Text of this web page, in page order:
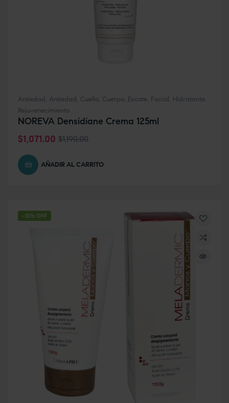
Antiedad , Antiedad , Cuello, Cuerpo, Escote, Facial , Hidratante,
Rejuvenecimiento
NOREVA Densidiane Crema 125ml
$1,190.00
$1,071.00
AÑADIR AL CARRITO
-10% OFF